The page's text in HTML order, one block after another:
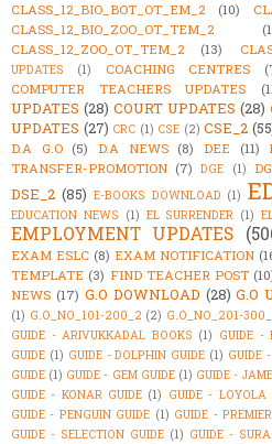
CLASS_12_BIO_BOT_OT_EM_2
(10)
CLASS_12_BIO_ZOO_OT_TEM_2
CLASS_12_ZOO_OT_TEM_2
(13)
UPDATES
(1) COACHING CENTRES
COMPUTER TEACHERS UPDATES
UPDATES (28) COURT UPDATES (28)
UPDATES (27) CRC (1) CSE (2) CSE_2
D.A G.O (5) D.A NEWS (8) DEE (11)
TRANSFER-PROMOTION (7) DGE (1)
DSE_2 (85) E-BOOKS DOWNLOAD (1)
EDUCATION NEWS (1) EL SURRENDER (1)
EMPLOYMENT UPDATES
EXAM ESLC (8) EXAM NOTIFICATION
TEMPLATE (3) FIND TEACHER POST
NEWS (17) G.O DOWNLOAD (28) G.O
(1) G.O_NO_101-200_2 (2) G.O_NO_201-
GUIDE - ARIVUKKADAL BOOKS (1) GUIDE -
GUIDE (1) GUIDE - DOLPHIN GUIDE (1) GUIDE
GUIDE (1) GUIDE - GEM GUIDE (1) GUIDE -
GUIDE - KONAR GUIDE (1) GUIDE - LOYOLA
GUIDE - PENGUIN GUIDE (1) GUIDE -
GUIDE - SELECTION GUIDE (1) GUIDE -